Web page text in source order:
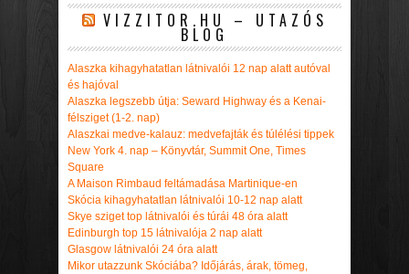
VIZZITOR.HU – UTAZÓS
BLOG
Alaszka kihagyhatatlan látnivalói 12 nap alatt autóval
és hajóval
Alaszka legszebb útja: Seward Highway és a Kenai-
félsziget (1-2. nap)
Alaszkai medve-kalauz: medvefajták és túlélési tippek
New York 4. nap – Könyvtár, Summit One, Times
Square
A Maison Rimbaud feltámadása Martinique-en
Skócia kihagyhatatlan látnivalói 10-12 nap alatt
Skye sziget top látnivalói és túrái 48 óra alatt
Edinburgh top 15 látnivalója 2 nap alatt
Glasgow látnivalói 24 óra alatt
Mikor utazzunk Skóciába? Időjárás, árak, tömeg,